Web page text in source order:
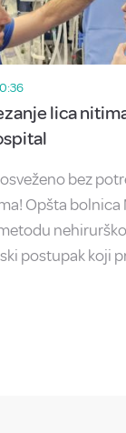
lica
bez
Opšta bolnica
postupak koji